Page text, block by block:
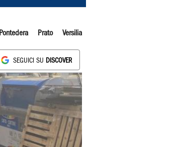
Pontedera Prato Versilia
SEGUICI SU DISCOVER